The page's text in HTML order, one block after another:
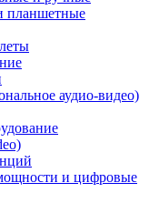
планшетные
аудио-видео)
и цифровые